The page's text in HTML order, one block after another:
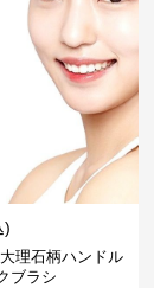
)
理石柄ハンドル
ブラシ